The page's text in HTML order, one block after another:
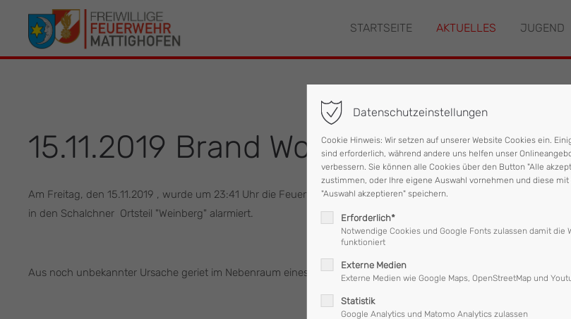
Der Eintrag "offcanvas-col1" existiert leider
nicht.
Der Eintrag "offcanvas-col2" existiert
Der Eintrag
STARTSEITE AKTUELLES JUGEND
15.11.2019 Brand Wohnhaus
Am Freitag, den 15.11.2019 , wurde um 23:41 Uhr die Feuerwehr Mattighofen , gemeinsam mit den
in den Schalchner Ortsteil "Weinberg" alarmiert.
Aus noch unbekannter Ursache geriet im Nebenraum eines Wohnhauses eine Waschmaschine in Brand.
Datenschutzeinstellungen
Cookie Hinweis: Wir setzen auf unserer Website Cookies ein.
sind erforderlich, während andere uns helfen unser
verbessern. Sie können alle Cookies über den Button "Alle
zustimmen, oder Ihre eigene Auswahl vornehmen und diese
"Auswahl akzeptieren" speichern.
Erforderlich*
Notwendige Cookies und Google Fonts zulassen damit die
funktioniert
Externe Medien
Externe Medien wie Google Maps, OpenStreetMap und
Statistik
Google Analytics und Matomo Analytics zulassen